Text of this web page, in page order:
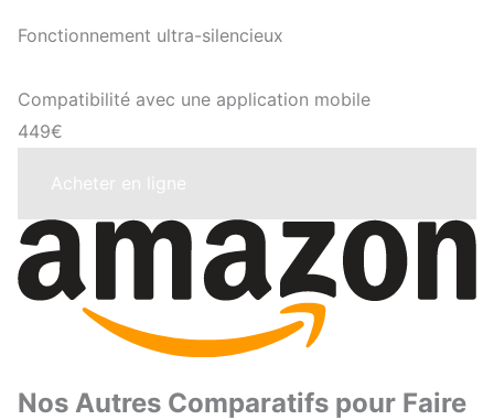
Fonctionnement ultra-silencieux
Compatibilité avec une application mobile
449€
Acheter en ligne
Nos Autres Comparatifs pour Faire